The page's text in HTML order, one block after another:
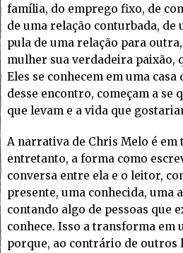
família, do emprego fixo, de
de uma relação conturbada, de
pula de uma relação para
mulher sua verdadeira paixão,
Eles se conhecem em uma
desse encontro, começam a se
que levam e a vida que
A narrativa de Chris Melo é em
entretanto, a forma como
conversa entre ela e o leitor,
presente, uma conhecida, uma
contando algo de pessoas que
conhece. Isso a transforma em
porque, ao contrário de outros